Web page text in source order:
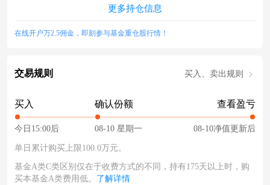
更多持仓信息
在线开户万2.5佣金，即刻参与基金重仓股行情！
交易规则 买入、卖出规则
买入
今日15:00后
确认份额
08-10 星期一
查看盈亏
08-10净值更新后
单日累计购买上限100.0万元。
基金A类C类区别仅在于收费方式的不同，持有175天以上时，购
买本基金A类费用低。 了解详情